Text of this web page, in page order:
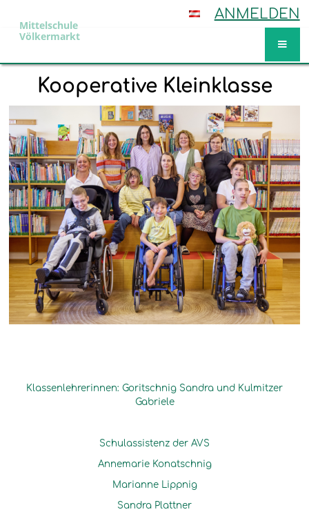
ANMELDEN
Mittelschule
Völkermarkt
Kooperative
Kleinklasse
Kooperative Kleinklasse
Klassenlehrerinnen: Goritschnig Sandra und Kulmitzer
Gabriele
Schulassistenz der AVS
Annemarie Konatschnig
Marianne Lippnig
Sandra Plattner